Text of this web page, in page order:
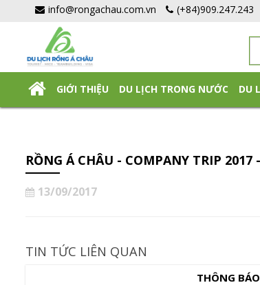
info@rongachau.com.vn (+84)909.247.243
GIỚI THIỆU DU LỊCH TRONG NƯỚC DU
RỒNG Á CHÂU - COMPANY TRIP
13/09/2017
TIN TỨC LIÊN QUAN
THÔNG